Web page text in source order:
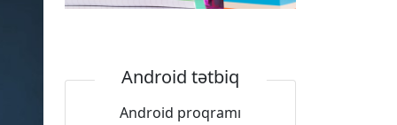
Android tətbiq
Android proqramı